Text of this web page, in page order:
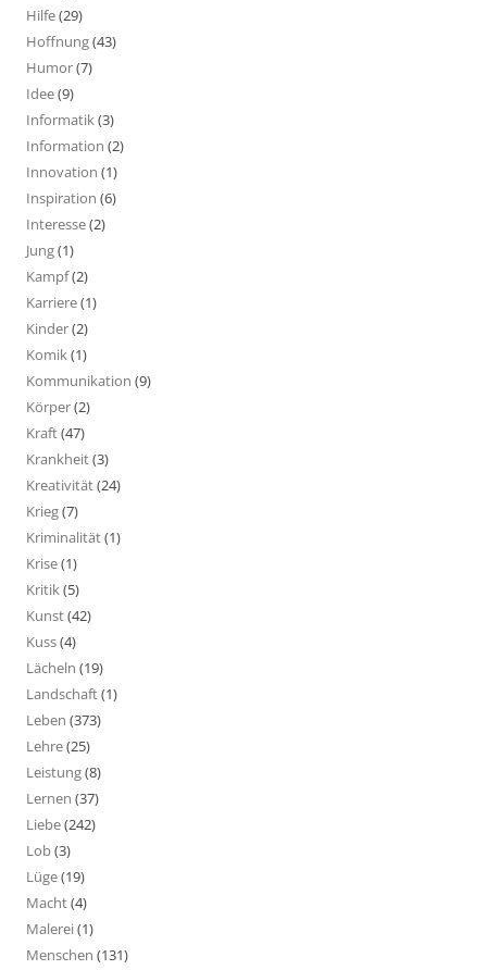
Hilfe(29)
Hoffnung(43)
Humor(7)
Idee(9)
Informatik(3)
Information (2)
Innovation (1)
Inspiration (6)
Interesse(2)
Jung(1)
Kampf(2)
Karriere(1)
Kinder(2)
Komik(1)
Kommunikation (9)
Körper(2)
Kraft(47)
Krankheit(3)
Kreativität(24)
Krieg(7)
Kriminalität(1)
Krise(1)
Kritik(5)
Kunst(42)
Kuss(4)
Lächeln (19)
Landschaft(1)
Leben (373)
Lehre(25)
Leistung(8)
Lernen (37)
Liebe(242)
Lob(3)
Lüge(19)
Macht(4)
Malerei(1)
Menschen (131)